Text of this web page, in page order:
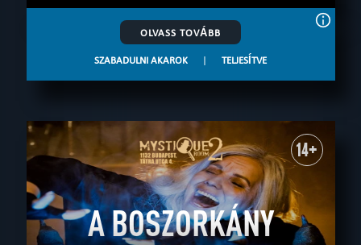
OLVASS TOVÁBB
SZABADULNI AKAROK | TELJESÍTVE
14+
A BOSZORKÁNY